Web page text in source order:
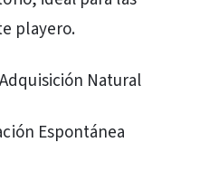
playero.
Natural
Espontánea